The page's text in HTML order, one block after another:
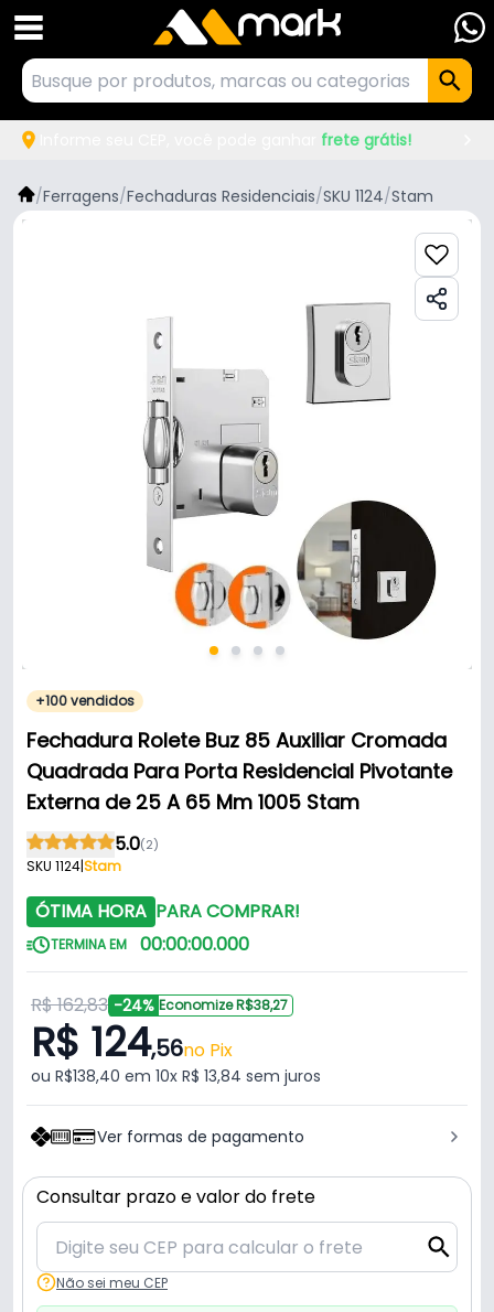
frete grátis!
/Ferragens/Fechaduras Residenciais/SKU 1124/Stam
+100 vendidos
Fechadura Rolete Buz 85 Auxiliar Cromada
Quadrada Para Porta Residencial Pivotante
Externa de 25 A 65 Mm 1005 Stam
5.0(2)
SKU 1124|Stam
ÓTIMA HORA PARA COMPRAR!
TERMINA EM 00:00:00.000
R$ 162,83 -24% Economize R$38,27
R$ 124,56no Pix
ou R$138,40 em 10x R$ 13,84 sem juros
Ver formas de pagamento
Consultar prazo e valor do frete
Não sei meu CEP